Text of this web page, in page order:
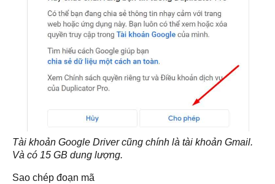
Tài khoản Google Driver cũng chính là tài khoản Gmail.
Và có 15 GB dung lượng.
Sao chép đoạn mã